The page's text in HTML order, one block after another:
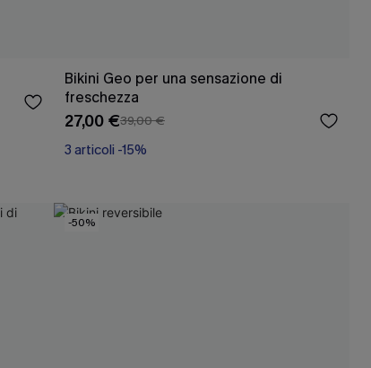
Bikini Geo per una sensazione di
freschezza
27,00 €39,00 €
3 articoli -15%
-50%